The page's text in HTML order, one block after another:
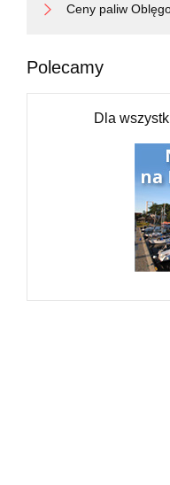
Ceny paliw
Polecamy
Dla